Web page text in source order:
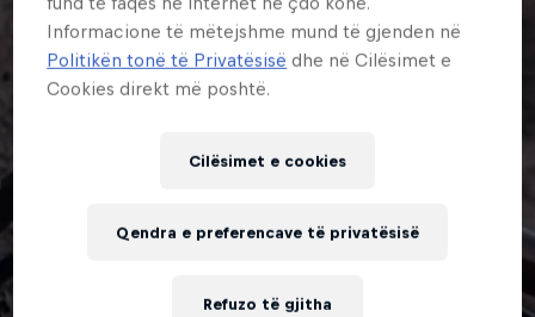
Informacione të mëtejshme mund të gjenden në
Politikën tonë të Privatësisë dhe në Cilësimet e
Cookies direkt më poshtë.
Cilësimet e cookies
Refuzo të gjitha
Qendra e preferencave të privatësisë